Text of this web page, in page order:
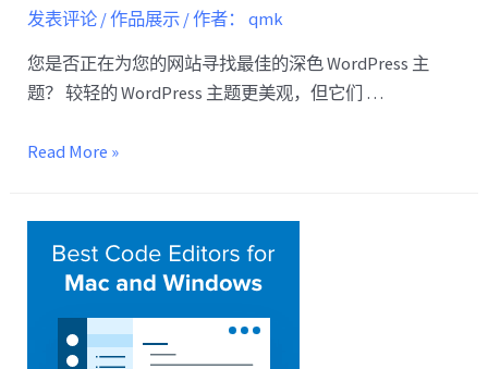
发表评论 /作品展示 / 作者： qmk
您是否正在为您的网站寻找最佳的深色 WordPress 主
题？ 较轻的 WordPress 主题更美观，但它们 …
Read More »